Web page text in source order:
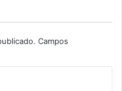
Campos